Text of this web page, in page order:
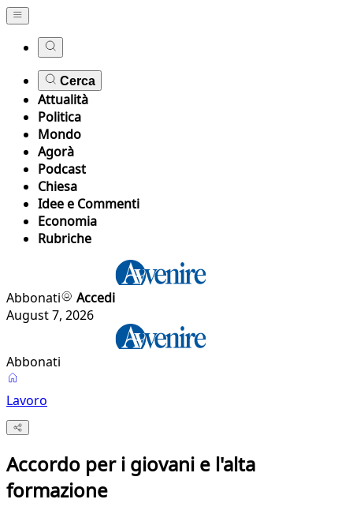
Cerca
Attualità
Politica
Mondo
Agorà
Podcast
Chiesa
Idee e Commenti
Economia
Rubriche
Abbonati
Accedi
August 7, 2026
Abbonati
Lavoro
Accordo per i giovani e l'alta
formazione